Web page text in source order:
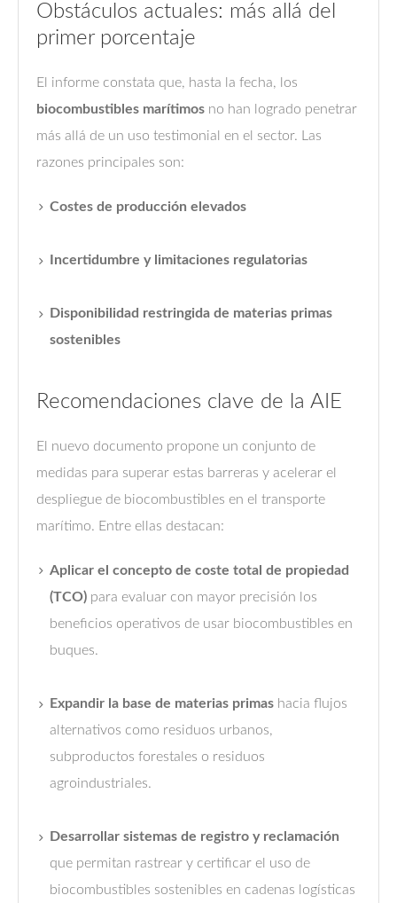
Obstáculos actuales: más allá del
primer porcentaje
El informe constata que, hasta la fecha, los
biocombustibles marítimos no han logrado penetrar
más allá de un uso testimonial en el sector. Las
razones principales son:
Costes de producción elevados
Incertidumbre y limitaciones regulatorias
Disponibilidad restringida de materias primas
sostenibles
Recomendaciones clave de la AIE
El nuevo documento propone un conjunto de
medidas para superar estas barreras y acelerar el
despliegue de biocombustibles en el transporte
marítimo. Entre ellas destacan:
Aplicar el concepto de coste total de propiedad
(TCO) para evaluar con mayor precisión los
beneficios operativos de usar biocombustibles en
buques.
Expandir la base de materias primas hacia flujos
alternativos como residuos urbanos,
subproductos forestales o residuos
agroindustriales.
Desarrollar sistemas de registro y reclamación
que permitan rastrear y certificar el uso de
biocombustibles sostenibles en cadenas logísticas